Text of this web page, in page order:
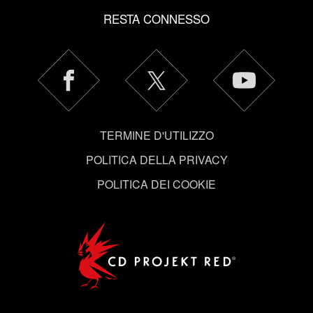
Tutti i dettagli su come utilizziamo i cookie e su come
impostare le tue preferenze sono disponibili nel menu
"Impostazioni" qui sotto.
RESTA CONNESSO
TERMINE D'UTILIZZO
POLITICA DELLA PRIVACY
POLITICA DEI COOKIE